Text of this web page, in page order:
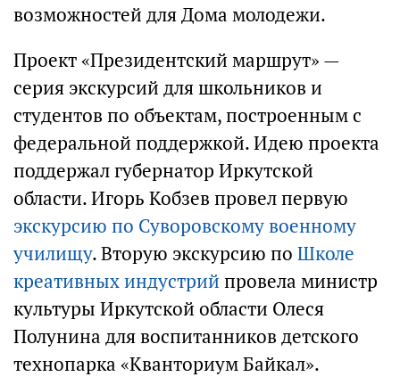
возможностей для Дома молодежи.
Проект «Президентский маршрут» —
серия экскурсий для школьников и
студентов по объектам, построенным с
федеральной поддержкой. Идею проекта
поддержал губернатор Иркутской
области. Игорь Кобзев провел первую
экскурсию по Суворовскому военному
училищу. Вторую экскурсию по Школе
креативных индустрий провела министр
культуры Иркутской области Олеся
Полунина для воспитанников детского
технопарка «Кванториум Байкал».